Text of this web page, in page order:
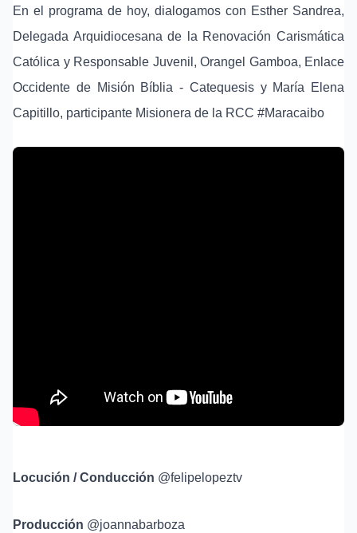
En el programa de hoy, dialogamos con Esther Sandrea,
Delegada Arquidiocesana de la Renovación Carismática
Católica y Responsable Juvenil, Orangel Gamboa, Enlace
Occidente de Misión Bíblia - Catequesis y María Elena
Capitillo, participante Misionera de la RCC #Maracaibo
Locución / Conducción @felipelopeztv
Producción @joannabarboza